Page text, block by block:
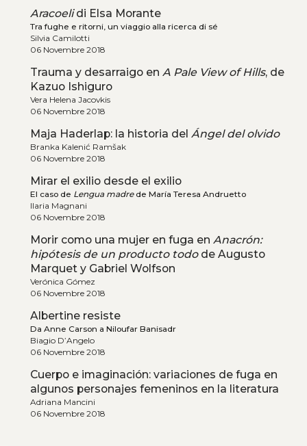
Aracoelidi Elsa Morante
Tra fughe e ritorni, un viaggio alla ricerca di sé
Silvia Camilotti
06 Novembre 2018
Trauma y desarraigo en A Pale View of Hills, de
Kazuo Ishiguro
Vera Helena Jacovkis
06 Novembre 2018
Maja Haderlap: la historia del Ángel del olvido
Branka Kalenić Ramšak
06 Novembre 2018
Mirar el exilio desde el exilio
El caso de Lengua madrede María Teresa Andruetto
Ilaria Magnani
06 Novembre 2018
Morir como una mujer en fuga en Anacrón:
hipótesis de un producto todode Augusto
Marquet y Gabriel Wolfson
Verónica Gómez
06 Novembre 2018
Albertine resiste
Da Anne Carson a Niloufar Banisadr
Biagio D’Angelo
06 Novembre 2018
Cuerpo e imaginación: variaciones de fuga en
algunos personajes femeninos en la literatura
Adriana Mancini
06 Novembre 2018